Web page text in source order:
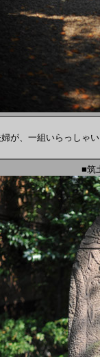
が、一組いらっしゃ
■筑